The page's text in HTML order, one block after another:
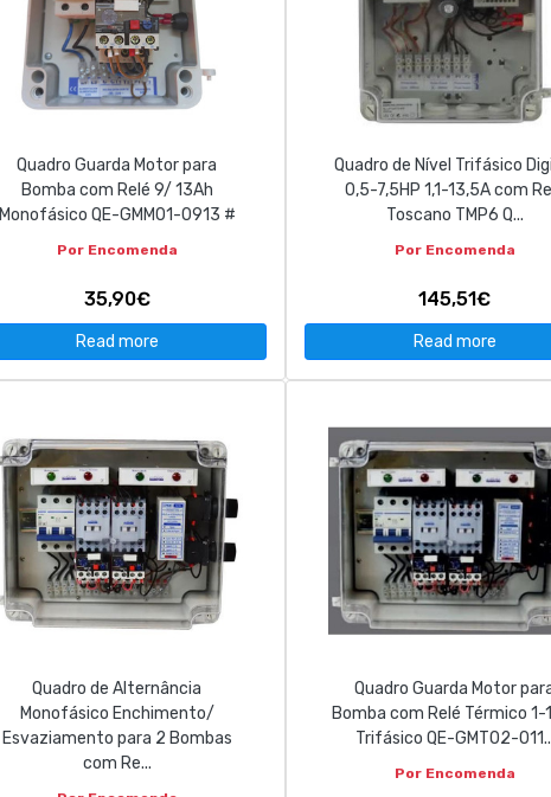
Quadro Guarda Motor para
Bomba com Relé 9/ 13Ah
Monofásico QE-GMM01-0913 #
Por Encomenda
35,90€
Read more
Quadro de Nível Trifásico
0,5-7,5HP 1,1-13,5A com
Toscano TMP6 Q...
Por Encomenda
145,51€
Read more
Quadro de Alternância
Monofásico Enchimento/
Esvaziamento para 2 Bombas
com Re...
Quadro Guarda Motor
Bomba com Relé Térmico 1-
Trifásico QE-GMT02-
Por Encomenda